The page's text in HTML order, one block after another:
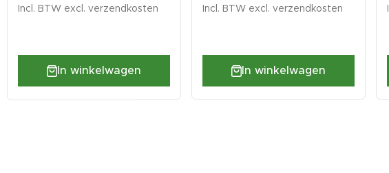
Incl. BTW excl. verzendkosten
In winkelwagen
Incl. BTW excl. verzendkosten
In winkelwagen